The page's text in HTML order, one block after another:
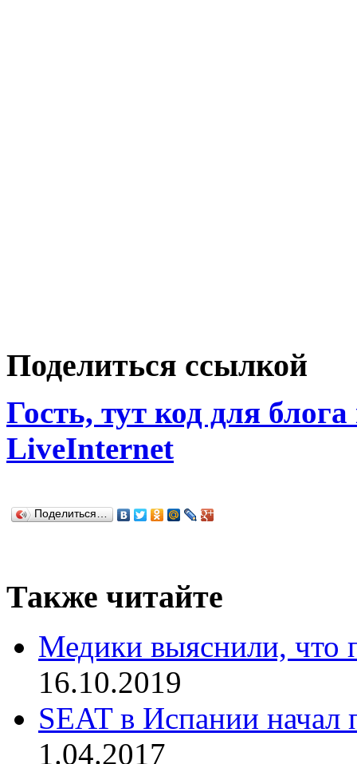
Поделиться ссылкой
Гость, тут код для
LiveInternet
Поделиться…
Также читайте
Медики выяснили, что
16.10.2019
SEAT в Испании начал
1.04.2017